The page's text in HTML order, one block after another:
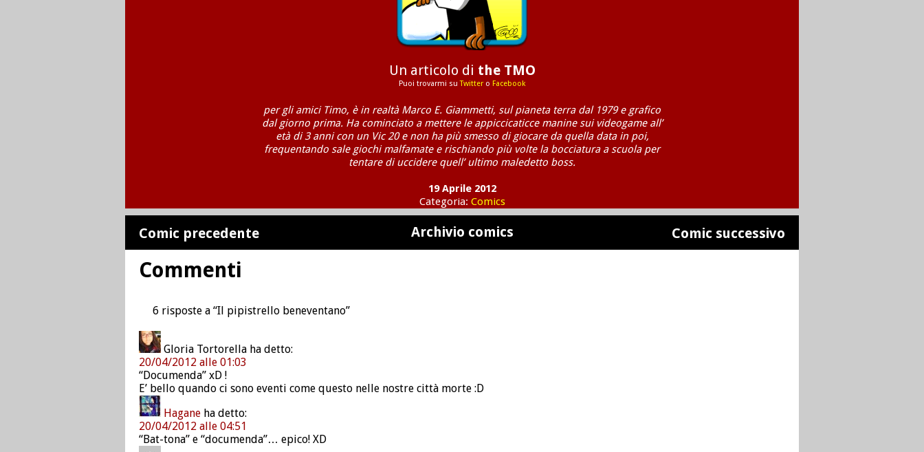
Un articolo di the TMO
Puoi trovarmi suTwittero Facebook
per gli amici Timo, è in realtà Marco E. Giammetti, sul pianeta terra dal 1979 e grafico
dal giorno prima. Ha cominciato a mettere le appiccicaticce manine sui videogame all’
età di 3 anni con un Vic 20 e non ha più smesso di giocare da quella data in poi,
frequentando sale giochi malfamate e rischiando più volte la bocciatura a scuola per
tentare di uccidere quell’ ultimo maledetto boss.
19 Aprile 2012
Categoria: Comics
Comic precedente Archivio comics Comic successivo
Commenti
6 risposte a “Il pipistrello beneventano”
Gloria Tortorella ha detto:
20/04/2012 alle 01:03
“Documenda” xD !
E’ bello quando ci sono eventi come questo nelle nostre città morte :D
Hagane ha detto:
20/04/2012 alle 04:51
“Bat-tona” e “documenda”… epico! XD